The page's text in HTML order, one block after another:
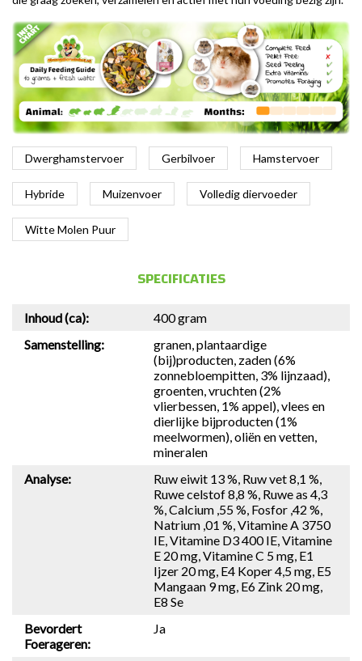
Dwerghamstervoer Gerbilvoer Hamstervoer
Hybride Muizenvoer Volledig diervoeder
Witte Molen Puur
SPECIFICATIES
Inhoud (ca):
400 gram
Samenstelling:
granen, plantaardige
(bij)producten, zaden (6%
zonnebloempitten, 3% lijnzaad),
groenten, vruchten (2%
vlierbessen, 1% appel), vlees en
dierlijke bijproducten (1%
meelwormen), oliën en vetten,
mineralen
Analyse:
Ruw eiwit 13 %, Ruw vet 8,1 %,
Ruwe celstof 8,8 %, Ruwe as 4,3
%, Calcium ,55 %, Fosfor ,42 %,
Natrium ,01 %, Vitamine A 3750
IE, Vitamine D3 400 IE, Vitamine
E 20 mg, Vitamine C 5 mg, E1
Ijzer 20 mg, E4 Koper 4,5 mg, E5
Mangaan 9 mg, E6 Zink 20 mg,
E8 Se
Bevordert
Foerageren:
Ja